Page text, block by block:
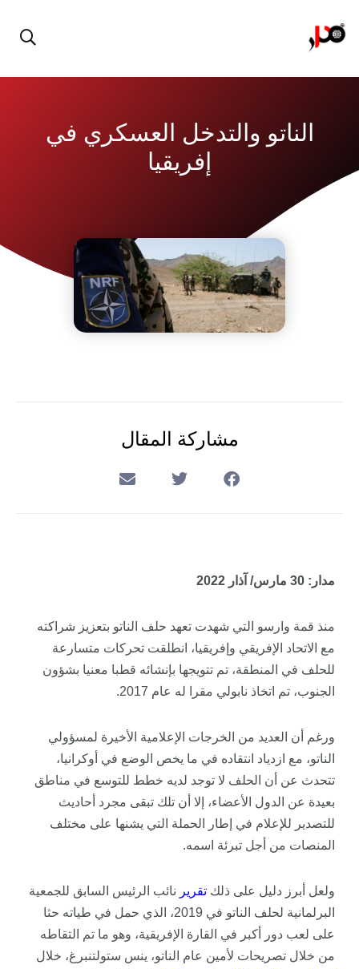
الناتو والتدخل العسكري في
إفريقيا
مشاركة المقال
مدار: 30 مارس/ آذار 2022
منذ قمة وارسو التي شهدت تعهد حلف الناتو بتعزيز شراكته
مع الاتحاد الإفريقي وإفريقيا، انطلقت تحركات متسارعة
للحلف في المنطقة، تم تتويجها بإنشائه قطبا معنيا بشؤون
الجنوب، تم اتخاذ نابولي مقرا له عام 2017.
ورغم أن العديد من الخرجات الإعلامية الأخيرة لمسؤولي
الناتو، مع ازدياد انتقاده في ما يخص الوضع في أوكرانيا،
تتحدث عن أن الحلف لا توجد لديه خطط للتوسع في مناطق
بعيدة عن الدول الأعضاء، إلا أن تلك تبقى مجرد أحاديث
للتصدير للإعلام في إطار الحملة التي يشنها على مختلف
المنصات من أجل تبرئة اسمه.
ولعل أبرز دليل على ذلك تقرير نائب الرئيس السابق للجمعية
البرلمانية لحلف الناتو في 2019، الذي حمل في طياته حثا
على لعب دور أكبر في القارة الإفريقية، وهو ما تم التقاطه
من خلال تصريحات لأمين عام الناتو، ينس ستولتنبرغ، خلال